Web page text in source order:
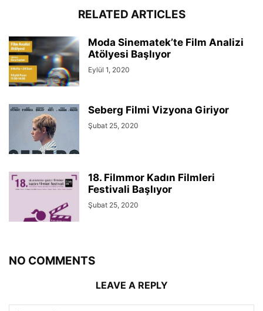
RELATED ARTICLES
Moda Sinematek’te Film Analizi
Atölyesi Başlıyor
Eylül 1, 2020
Seberg Filmi Vizyona Giriyor
Şubat 25, 2020
18. Filmmor Kadın Filmleri
Festivali Başlıyor
Şubat 25, 2020
NO COMMENTS
LEAVE A REPLY